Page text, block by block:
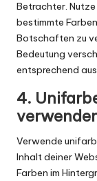
Betrachter.
bestimmte
Botschaften zu
Bedeutung
entsprechend aus.
4.
Verwende
Inhalt deiner
Farben im